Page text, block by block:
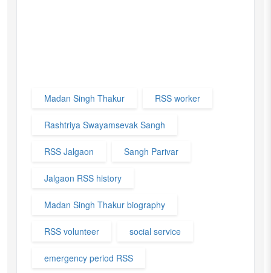
Madan Singh Thakur RSS worker
Rashtriya Swayamsevak Sangh
RSS Jalgaon Sangh Parivar
Jalgaon RSS history
Madan Singh Thakur biography
RSS volunteer social service
emergency period RSS